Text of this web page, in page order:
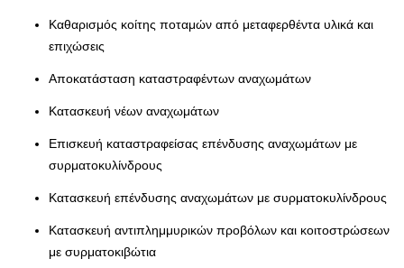
Καθαρισμός κοίτης ποταμών από μεταφερθέντα υλικά και
επιχώσεις
Αποκατάσταση καταστραφέντων αναχωμάτων
Κατασκευή νέων αναχωμάτων
Επισκευή καταστραφείσας επένδυσης αναχωμάτων με
συρματοκυλίνδρους
Κατασκευή επένδυσης αναχωμάτων με συρματοκυλίνδρους
Κατασκευή αντιπλημμυρικών προβόλων και κοιτοστρώσεων
με συρματοκιβώτια